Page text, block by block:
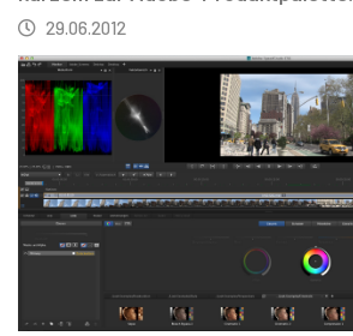
29.06.2012